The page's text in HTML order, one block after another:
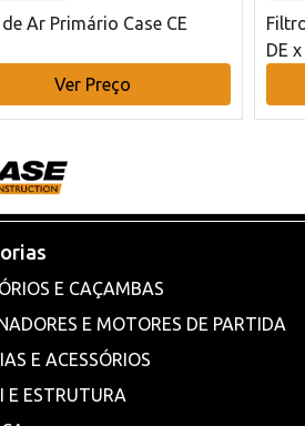
Ar Primário Case CE
Ver Preço
DE
E CAÇAMBAS
E MOTORES DE PARTIDA
E ACESSÓRIOS
E ESTRUTURA